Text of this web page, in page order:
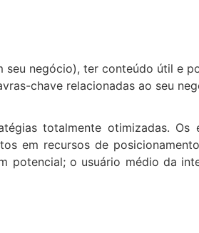
seu negócio), ter conteúdo útil e
chave relacionadas ao seu
totalmente otimizadas. Os
em recursos de
potencial; o usuário médio da